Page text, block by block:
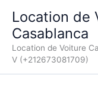
contenu
Location de
Casablanca
Location de Voiture
V (+212673081709)